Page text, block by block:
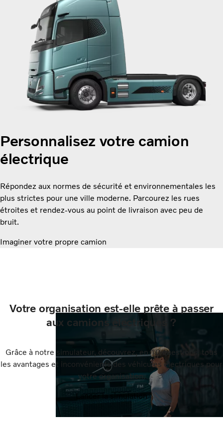
Personnalisez votre camion
électrique
Répondez aux normes de sécurité et environnementales les
plus strictes pour une ville moderne. Parcourez les rues
étroites et rendez-vous au point de livraison avec peu de
bruit.
Imaginer votre propre camion
Votre organisation est-elle prête à passer
aux camions électriques ?
Grâce à notre simulateur, découvrez, en 10 questions, tous
les avantages et inconvénients des véhicules électriques pour
votre organisation.
Lancer la simulation